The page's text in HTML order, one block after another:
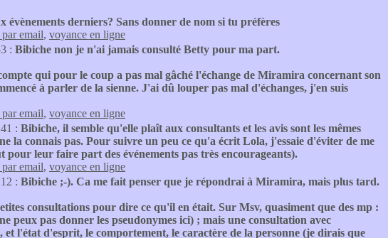
derniers? Sans donner de nom si tu préfères
email, voyance en ligne
: Bibiche non je n'ai jamais consulté Betty pour ma part.
qui pour le coup a pas mal gâché l'échange de Miramira concernant son
à parler de la sienne. J'ai dû louper pas mal d'échanges, j'en suis
email, voyance en ligne
: Bibiche, il semble qu'elle plaît aux consultants et les avis sont les mêmes
la connais pas. Pour suivre un peu ce qu'a écrit Lola, j'essaie d'éviter de me
leur faire part des événements pas très encourageants).
email, voyance en ligne
: Bibiche ;-). Ca me fait penser que je répondrai à Miramira, mais plus tard.
consultations pour dire ce qu'il en était. Sur Msv, quasiment que des mp :
peux pas donner les pseudonymes ici) ; mais une consultation avec
l'état d'esprit, le comportement, le caractère de la personne (je dirais que